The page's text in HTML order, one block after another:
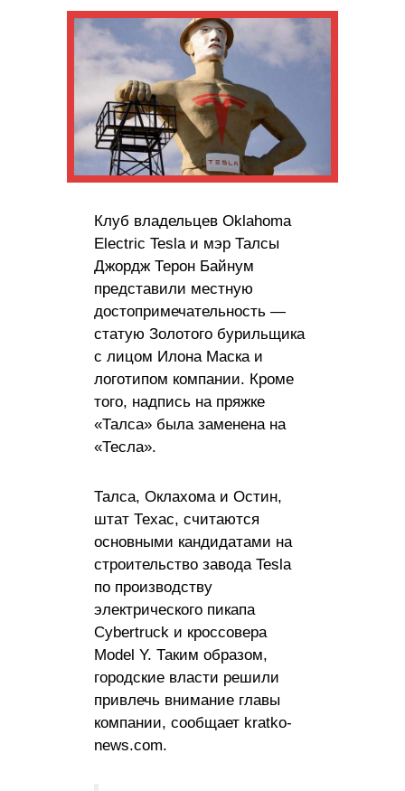
Клуб владельцев Oklahoma
Electric Tesla и мэр Талсы
Джордж Терон Байнум
представили местную
достопримечательность —
статую Золотого бурильщика
с лицом Илона Маска и
логотипом компании. Кроме
того, надпись на пряжке
«Талса» была заменена на
«Тесла».
Талса, Оклахома и Остин,
штат Техас, считаются
основными кандидатами на
строительство завода Tesla
по производству
электрического пикапа
Cybertruck и кроссовера
Model Y. Таким образом,
городские власти решили
привлечь внимание главы
компании, сообщает kratko-
news.com.